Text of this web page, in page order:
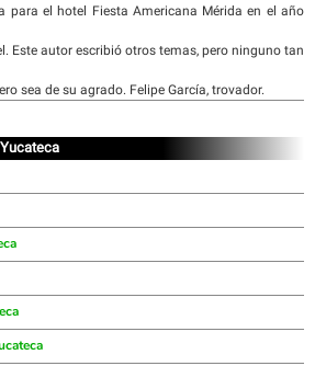
para el hotel Fiesta Americana Mérida en el año
Este autor escribió otros temas, pero ninguno tan
sea de su agrado. Felipe García, trovador.